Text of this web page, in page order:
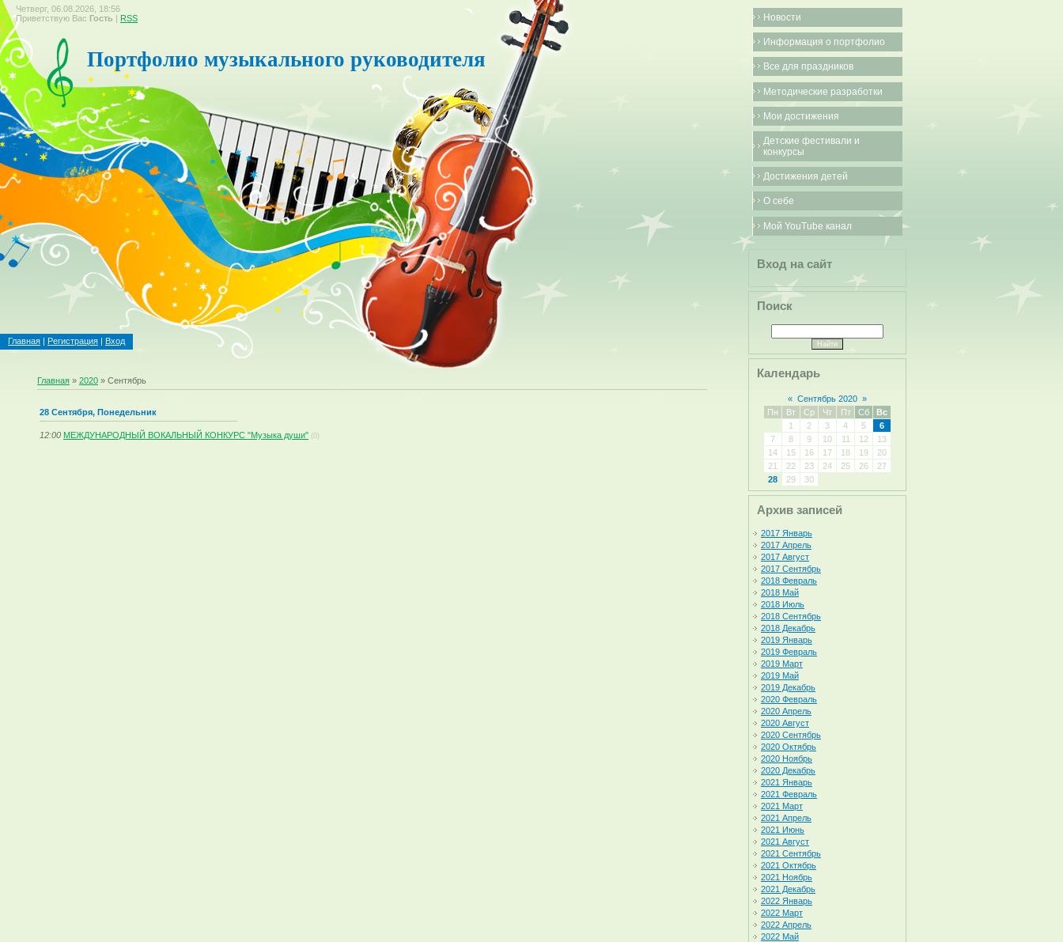
Четверг, 06.08.2026, 18:56
Приветствую Вас Гость | RSS
Портфолио музыкального руководителя
Главная | Регистрация | Вход
Главная »2020 » Сентябрь
28 Сентября, Понедельник
12:00 МЕЖДУНАРОДНЫЙ ВОКАЛЬНЫЙ КОНКУРС "Музыка души" (0)
Новости
Информация о портфолио
Все для праздников
Методические разработки
Мои достижения
Детские фестивали и
конкурсы
Достижения детей
О себе
Мой YouTube канал
Вход на сайт
Поиск
Календарь
« Сентябрь 2020 »
Пн
Вт Ср Чт Пт Сб
Вс
1
2 3 4 5
6
7
8 9 10 11 12
13
14
15 16 17 18 19
20
21
22 23 24 25 26
27
28
29 30
Архив записей
2017 Январь
2017 Апрель
2017 Август
2017 Сентябрь
2018 Февраль
2018 Май
2018 Июль
2018 Сентябрь
2018 Декабрь
2019 Январь
2019 Февраль
2019 Март
2019 Май
2019 Декабрь
2020 Февраль
2020 Апрель
2020 Август
2020 Сентябрь
2020 Октябрь
2020 Ноябрь
2020 Декабрь
2021 Январь
2021 Февраль
2021 Март
2021 Апрель
2021 Июнь
2021 Август
2021 Сентябрь
2021 Октябрь
2021 Ноябрь
2021 Декабрь
2022 Январь
2022 Март
2022 Апрель
2022 Май